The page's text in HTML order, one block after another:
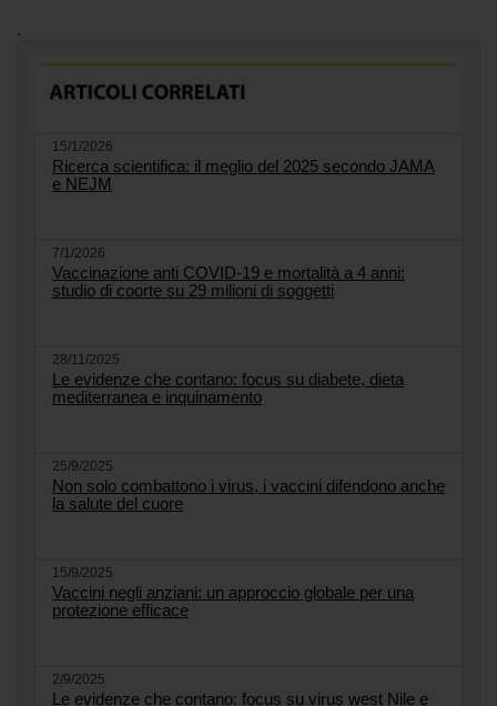
.
15/1/2026
Ricerca scientifica: il meglio del 2025 secondo JAMA
e NEJM
7/1/2026
Vaccinazione anti COVID-19 e mortalità a 4 anni:
studio di coorte su 29 milioni di soggetti
28/11/2025
Le evidenze che contano: focus su diabete, dieta
mediterranea e inquinamento
25/9/2025
Non solo combattono i virus, i vaccini difendono anche
la salute del cuore
15/9/2025
Vaccini negli anziani: un approccio globale per una
protezione efficace
2/9/2025
Le evidenze che contano: focus su virus west Nile e